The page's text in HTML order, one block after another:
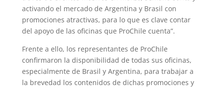
activando el mercado de Argentina y Brasil con
promociones atractivas, para lo que es clave contar
del apoyo de las oficinas que ProChile cuenta”.
Frente a ello, los representantes de ProChile
confirmaron la disponibilidad de todas sus oficinas,
especialmente de Brasil y Argentina, para trabajar a
la brevedad los contenidos de dichas promociones y